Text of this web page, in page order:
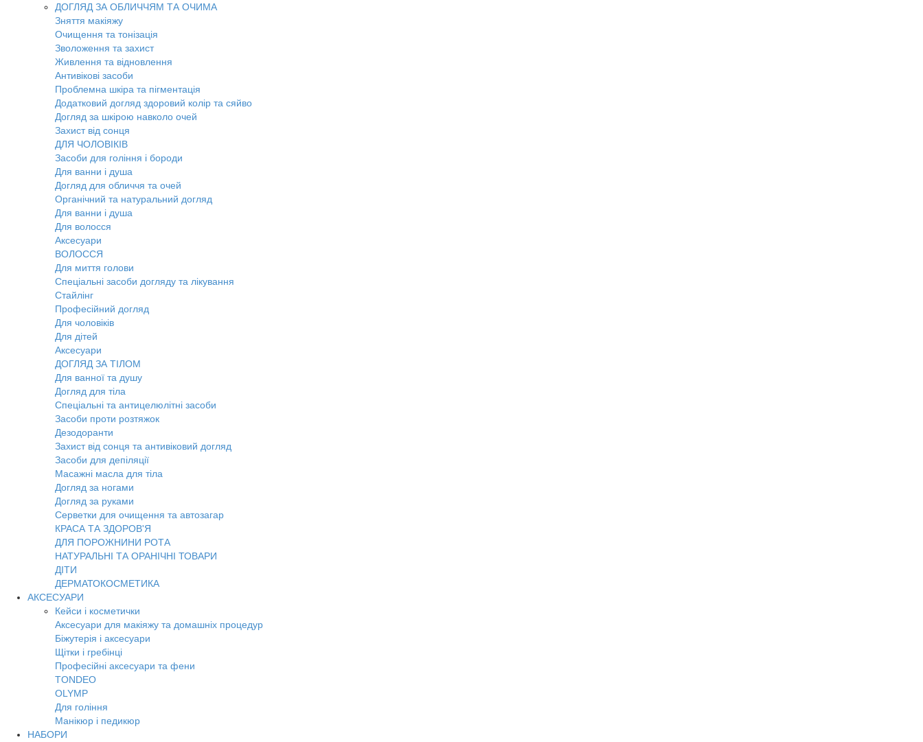
ДОГЛЯД ЗА ОБЛИЧЧЯМ ТА ОЧИМА
Зняття макіяжу
Очищення та тонізація
Зволоження та захист
Живлення та відновлення
Антивікові засоби
Проблемна шкіра та пігментація
Додатковий догляд здоровий колір та сяйво
Догляд за шкірою навколо очей
Захист від сонця
ДЛЯ ЧОЛОВІКІВ
Засоби для гоління і бороди
Для ванни і душа
Догляд для обличчя та очей
Органічний та натуральний догляд
Для ванни і душа
Для волосся
Аксесуари
ВОЛОССЯ
Для миття голови
Спеціальні засоби догляду та лікування
Стайлінг
Професійний догляд
Для чоловіків
Для дітей
Аксесуари
ДОГЛЯД ЗА ТІЛОМ
Для ванної та душу
Догляд для тіла
Спеціальні та антицелюлітні засоби
Засоби проти розтяжок
Дезодоранти
Захист від сонця та антивіковий догляд
Засоби для депіляції
Масажні масла для тіла
Догляд за ногами
Догляд за руками
Серветки для очищення та автозагар
КРАСА ТА ЗДОРОВ'Я
ДЛЯ ПОРОЖНИНИ РОТА
НАТУРАЛЬНІ ТА ОРАНІЧНІ ТОВАРИ
ДІТИ
ДЕРМАТОКОСМЕТИКА
АКСЕСУАРИ
Кейси і косметички
Аксесуари для макіяжу та домашніх процедур
Біжутерія і аксесуари
Щітки і гребінці
Професійні аксесуари та фени
TONDEO
OLYMP
Для гоління
Манікюр і педикюр
НАБОРИ